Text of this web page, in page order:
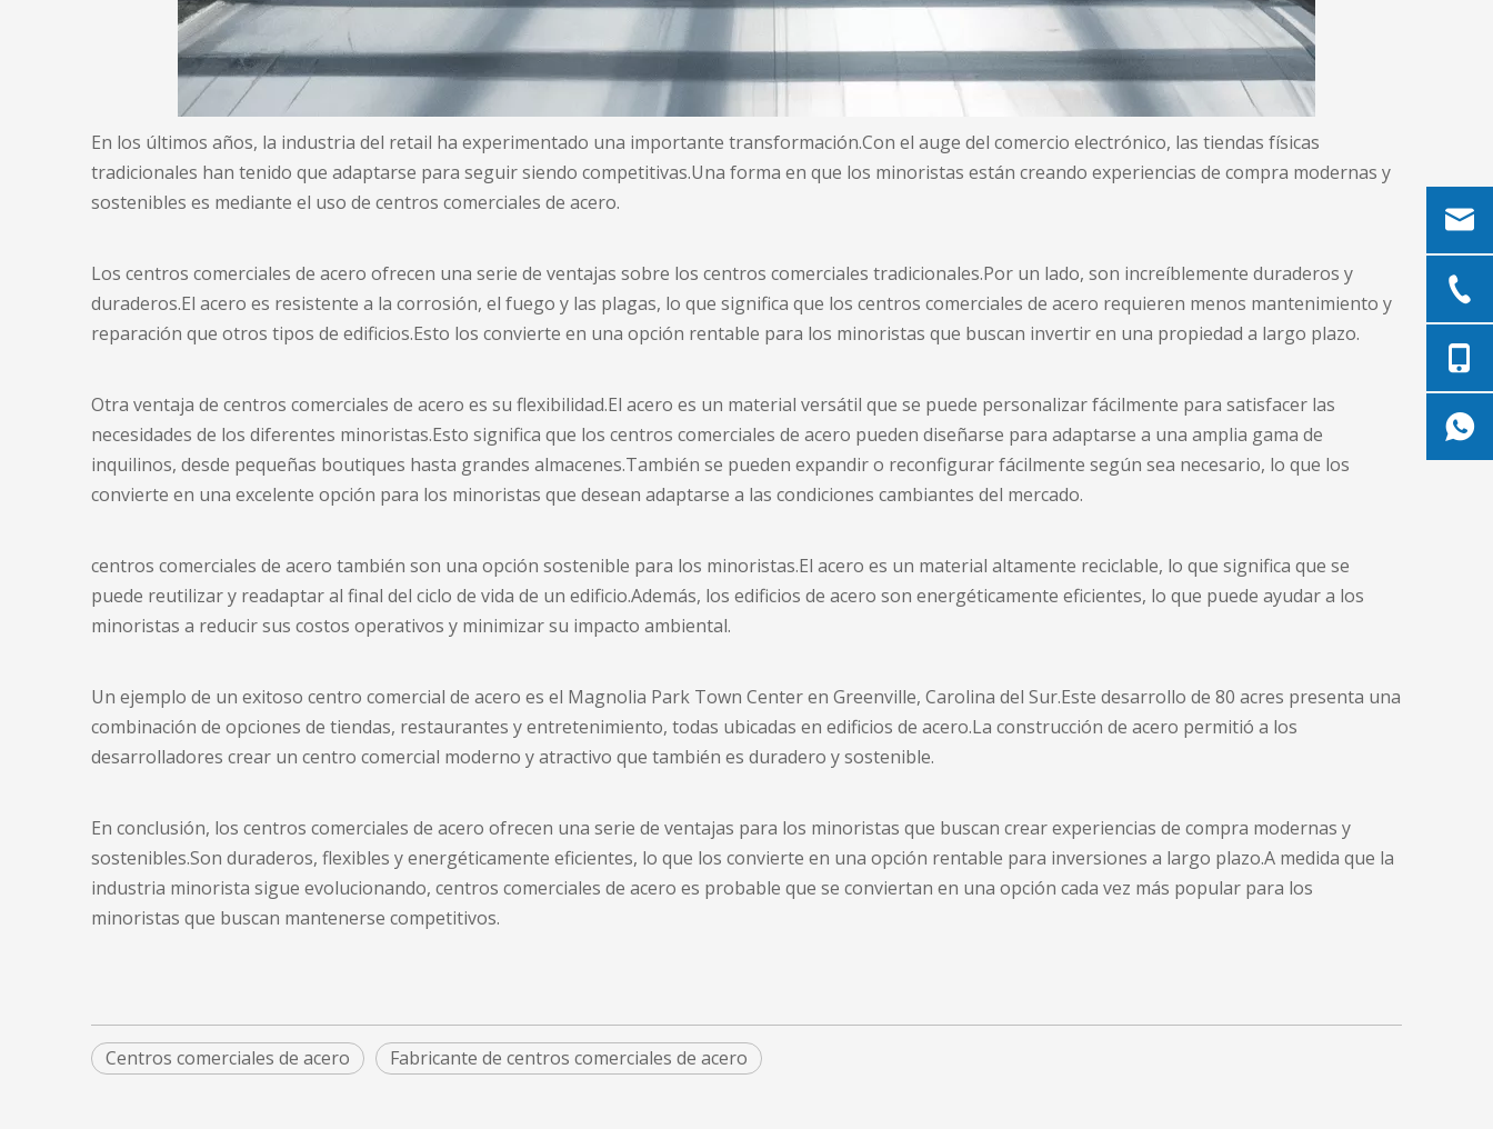
En los últimos años, la industria del retail ha experimentado una importante transformación.Con el auge del comercio electrónico, las tiendas físicas
tradicionales han tenido que adaptarse para seguir siendo competitivas.Una forma en que los minoristas están creando experiencias de compra modernas y
sostenibles es mediante el uso de centros comerciales de acero.
Los centros comerciales de acero ofrecen una serie de ventajas sobre los centros comerciales tradicionales.Por un lado, son increíblemente duraderos y
duraderos.El acero es resistente a la corrosión, el fuego y las plagas, lo que significa que los centros comerciales de acero requieren menos mantenimiento y
reparación que otros tipos de edificios.Esto los convierte en una opción rentable para los minoristas que buscan invertir en una propiedad a largo plazo.
Otra ventaja de centros comerciales de acero es su flexibilidad.El acero es un material versátil que se puede personalizar fácilmente para satisfacer las
necesidades de los diferentes minoristas.Esto significa que los centros comerciales de acero pueden diseñarse para adaptarse a una amplia gama de
inquilinos, desde pequeñas boutiques hasta grandes almacenes.También se pueden expandir o reconfigurar fácilmente según sea necesario, lo que los
convierte en una excelente opción para los minoristas que desean adaptarse a las condiciones cambiantes del mercado.
centros comerciales de acero también son una opción sostenible para los minoristas.El acero es un material altamente reciclable, lo que significa que se
puede reutilizar y readaptar al final del ciclo de vida de un edificio.Además, los edificios de acero son energéticamente eficientes, lo que puede ayudar a los
minoristas a reducir sus costos operativos y minimizar su impacto ambiental.
Un ejemplo de un exitoso centro comercial de acero es el Magnolia Park Town Center en Greenville, Carolina del Sur.Este desarrollo de 80 acres presenta una
combinación de opciones de tiendas, restaurantes y entretenimiento, todas ubicadas en edificios de acero.La construcción de acero permitió a los
desarrolladores crear un centro comercial moderno y atractivo que también es duradero y sostenible.
En conclusión, los centros comerciales de acero ofrecen una serie de ventajas para los minoristas que buscan crear experiencias de compra modernas y
sostenibles.Son duraderos, flexibles y energéticamente eficientes, lo que los convierte en una opción rentable para inversiones a largo plazo.A medida que la
industria minorista sigue evolucionando, centros comerciales de acero es probable que se conviertan en una opción cada vez más popular para los
minoristas que buscan mantenerse competitivos.
Centros comerciales de acero Fabricante de centros comerciales de acero